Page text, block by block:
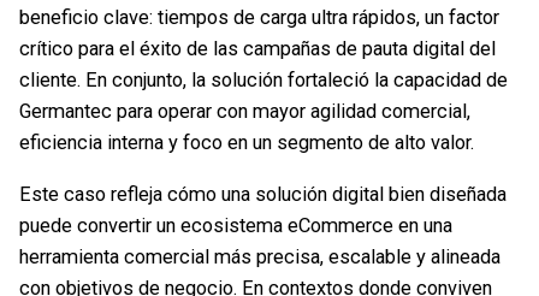
beneficio clave: tiempos de carga ultra rápidos, un factor
crítico para el éxito de las campañas de pauta digital del
cliente. En conjunto, la solución fortaleció la capacidad de
Germantec para operar con mayor agilidad comercial,
eficiencia interna y foco en un segmento de alto valor.
Este caso refleja cómo una solución digital bien diseñada
puede convertir un ecosistema eCommerce en una
herramienta comercial más precisa, escalable y alineada
con objetivos de negocio. En contextos donde conviven